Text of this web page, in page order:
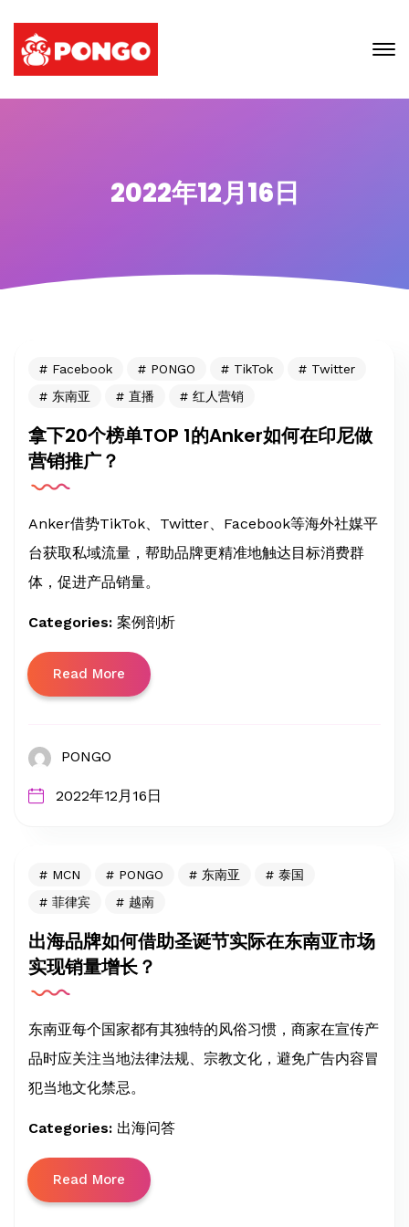
2022年12月16日
Facebook PONGO TikTok
Twitter
东南亚
直播 红人营销
拿下20个榜单TOP 1的Anker如何在印尼做
营销推广？
Anker借势TikTok、Twitter、Facebook等海外社媒平
台获取私域流量，帮助品牌更精准地触达目标消费群
体，促进产品销量。
Categories: 案例剖析
Read More
PONGO
2022年12月16日
MCN PONGO 东南亚
泰国
菲律宾
越南
出海品牌如何借助圣诞节实际在东南亚市场
实现销量增长？
东南亚每个国家都有其独特的风俗习惯，商家在宣传产
品时应关注当地法律法规、宗教文化，避免广告内容冒
犯当地文化禁忌。
Categories: 出海问答
Read More